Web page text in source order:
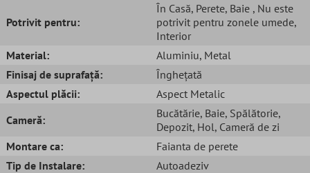
Potrivit pentru:
În Casă, Perete, Baie , Nu este
potrivit pentru zonele umede,
Interior
Material:
Aluminiu, Metal
Finisaj de suprafață:
Înghețată
Aspectul plăcii:
Aspect Metalic
Cameră:
Bucătărie, Baie, Spălătorie,
Depozit, Hol, Cameră de zi
Montare ca:
Faianta de perete
Tip de Instalare:
Autoadeziv